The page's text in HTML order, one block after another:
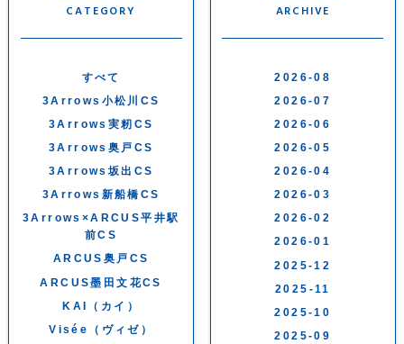
CATEGORY
すべて
3Arrows小松川CS
3Arrows実籾CS
3Arrows奥戸CS
3Arrows坂出CS
3Arrows新船橋CS
3Arrows×ARCUS平井駅
前CS
ARCUS奥戸CS
ARCUS墨田文花CS
KAI（カイ）
Visée（ヴィゼ）
ARCHIVE
2026-08
2026-07
2026-06
2026-05
2026-04
2026-03
2026-02
2026-01
2025-12
2025-11
2025-10
2025-09